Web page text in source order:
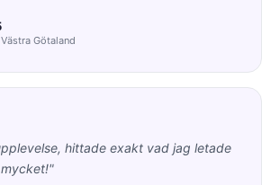
Götaland
hittade exakt vad jag letade